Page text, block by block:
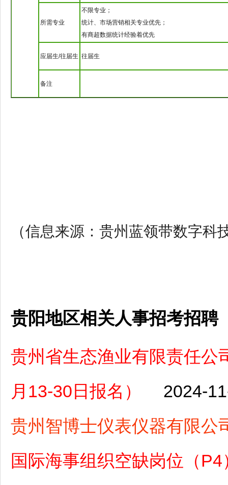
所需专业
不限专业；
统计、市场营销相关专业优先；
有商超数据统计经验着优先
应届生/往届生 往届生
备注
（信息来源：贵州蓝领带数字科
贵阳地区相关人事招考招聘
贵州省生态渔业有限责任公
月13-30日报名）
2024-
贵州智博士仪表仪器有限公
国际海事组织空缺岗位（